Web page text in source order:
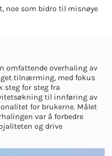
noe som bidro til misnøye
omfattende overhaling av
tilnærming, med fokus
steg for steg fra
til innføring av
for brukerne. Målet
var å forbedre
og drive